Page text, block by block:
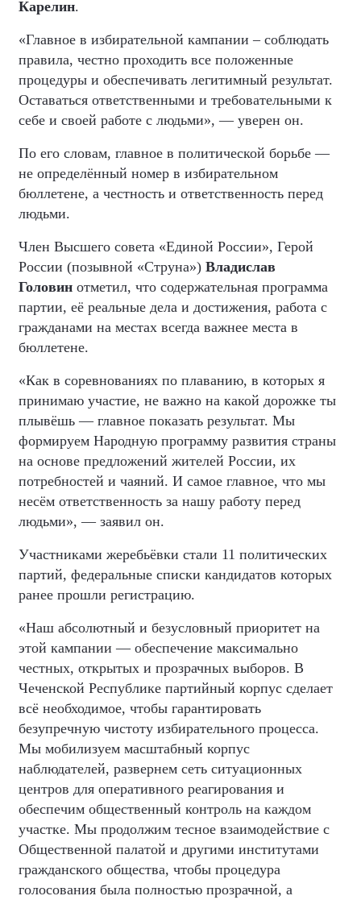
Карелин.
«Главное в избирательной кампании – соблюдать
правила, честно проходить все положенные
процедуры и обеспечивать легитимный результат.
Оставаться ответственными и требовательными к
себе и своей работе с людьми», — уверен он.
По его словам, главное в политической борьбе —
не определённый номер в избирательном
бюллетене, а честность и ответственность перед
людьми.
Член Высшего совета «Единой России», Герой
России (позывной «Струна») Владислав
Головин отметил, что содержательная программа
партии, её реальные дела и достижения, работа с
гражданами на местах всегда важнее места в
бюллетене.
«Как в соревнованиях по плаванию, в которых я
принимаю участие, не важно на какой дорожке ты
плывёшь — главное показать результат. Мы
формируем Народную программу развития страны
на основе предложений жителей России, их
потребностей и чаяний. И самое главное, что мы
несём ответственность за нашу работу перед
людьми», — заявил он.
Участниками жеребьёвки стали 11 политических
партий, федеральные списки кандидатов которых
ранее прошли регистрацию.
«Наш абсолютный и безусловный приоритет на
этой кампании — обеспечение максимально
честных, открытых и прозрачных выборов. В
Чеченской Республике партийный корпус сделает
всё необходимое, чтобы гарантировать
безупречную чистоту избирательного процесса.
Мы мобилизуем масштабный корпус
наблюдателей, развернем сеть ситуационных
центров для оперативного реагирования и
обеспечим общественный контроль на каждом
участке. Мы продолжим тесное взаимодействие с
Общественной палатой и другими институтами
гражданского общества, чтобы процедура
голосования была полностью прозрачной, а